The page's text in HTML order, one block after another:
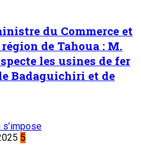
du Commerce et
de Tahoua : M.
les usines de fer
Badaguichiri et de
5